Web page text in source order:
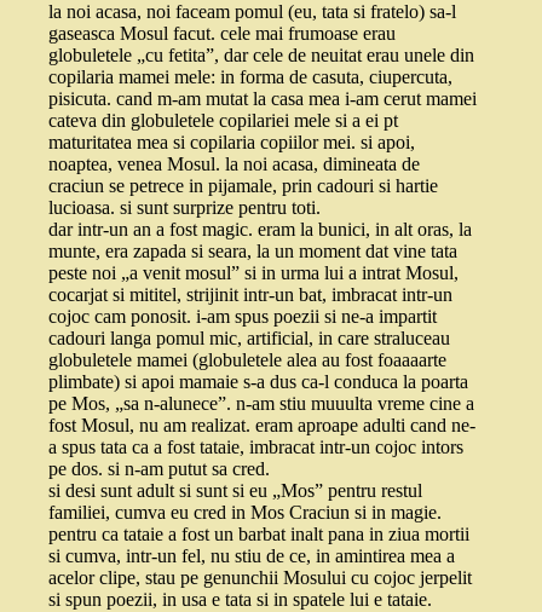
la noi acasa, noi faceam pomul (eu, tata si fratelo) sa-l
gaseasca Mosul facut. cele mai frumoase erau
globuletele „cu fetita”, dar cele de neuitat erau unele din
copilaria mamei mele: in forma de casuta, ciupercuta,
pisicuta. cand m-am mutat la casa mea i-am cerut mamei
cateva din globuletele copilariei mele si a ei pt
maturitatea mea si copilaria copiilor mei. si apoi,
noaptea, venea Mosul. la noi acasa, dimineata de
craciun se petrece in pijamale, prin cadouri si hartie
lucioasa. si sunt surprize pentru toti.
dar intr-un an a fost magic. eram la bunici, in alt oras, la
munte, era zapada si seara, la un moment dat vine tata
peste noi „a venit mosul” si in urma lui a intrat Mosul,
cocarjat si mititel, strijinit intr-un bat, imbracat intr-un
cojoc cam ponosit. i-am spus poezii si ne-a impartit
cadouri langa pomul mic, artificial, in care straluceau
globuletele mamei (globuletele alea au fost foaaaarte
plimbate) si apoi mamaie s-a dus ca-l conduca la poarta
pe Mos, „sa n-alunece”. n-am stiu muuulta vreme cine a
fost Mosul, nu am realizat. eram aproape adulti cand ne-
a spus tata ca a fost tataie, imbracat intr-un cojoc intors
pe dos. si n-am putut sa cred.
si desi sunt adult si sunt si eu „Mos” pentru restul
familiei, cumva eu cred in Mos Craciun si in magie.
pentru ca tataie a fost un barbat inalt pana in ziua mortii
si cumva, intr-un fel, nu stiu de ce, in amintirea mea a
acelor clipe, stau pe genunchii Mosului cu cojoc jerpelit
si spun poezii, in usa e tata si in spatele lui e tataie.